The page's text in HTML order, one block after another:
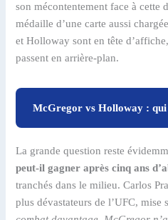
son mécontentement face à cette
médaille d’une carte aussi
et Holloway sont en tête
passent en arrière-plan.
McGregor vs Holloway : qui
La grande question reste
peut-il gagner après cinq ans
tranchés dans le milieu. Carlos
plus dévastateurs de l’UFC, mise